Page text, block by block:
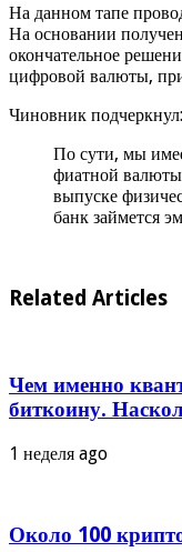
На данном тапе
На основании
окончательное
цифровой валюты,
Чиновник подчеркнул:
По сути, мы
фиатной
выпуске
банк займется
Related Articles
Чем именно
биткоину.
1 неделя ago
Около 100